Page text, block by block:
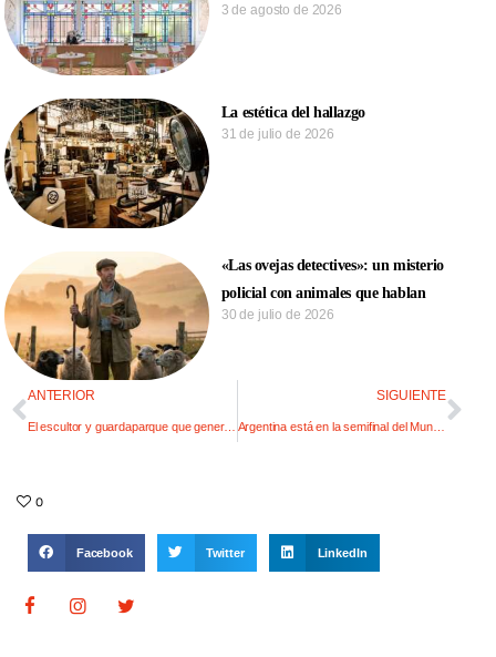
3 de agosto de 2026
La estética del hallazgo
31 de julio de 2026
«Las ovejas detectives»: un misterio
policial con animales que hablan
30 de julio de 2026
ANTERIOR
El escultor y guardaparque que genera impacto
SIGUIENTE
Argentina está en la semifinal del Mundial de Sommeliers 2019
0
Facebook Twitter LinkedIn